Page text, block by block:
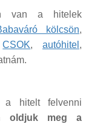
van a hitelek
kölcsön,
CSOK,autóhitel ,
a hitelt felvenni
oldjuk meg a